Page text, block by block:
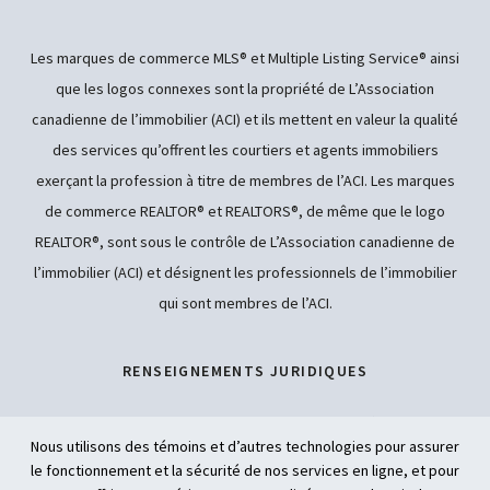
RENSEIGNEMENTS JURIDIQUES
ACCESSIBILITÉ
Les marques de commerce MLS® et Multiple Listing Service® ainsi
que les logos connexes sont la propriété de L’Association
canadienne de l’immobilier (ACI) et ils mettent en valeur la qualité
des services qu’offrent les courtiers et agents immobiliers
exerçant la profession à titre de membres de l’ACI. Les marques
de commerce REALTOR® et REALTORS®, de même que le logo
REALTOR®, sont sous le contrôle de L’Association canadienne de
l’immobilier (ACI) et désignent les professionnels de l’immobilier
qui sont membres de l’ACI.
Nous utilisons des témoins et d’autres technologies pour assurer
le fonctionnement et la sécurité de nos services en ligne, et pour